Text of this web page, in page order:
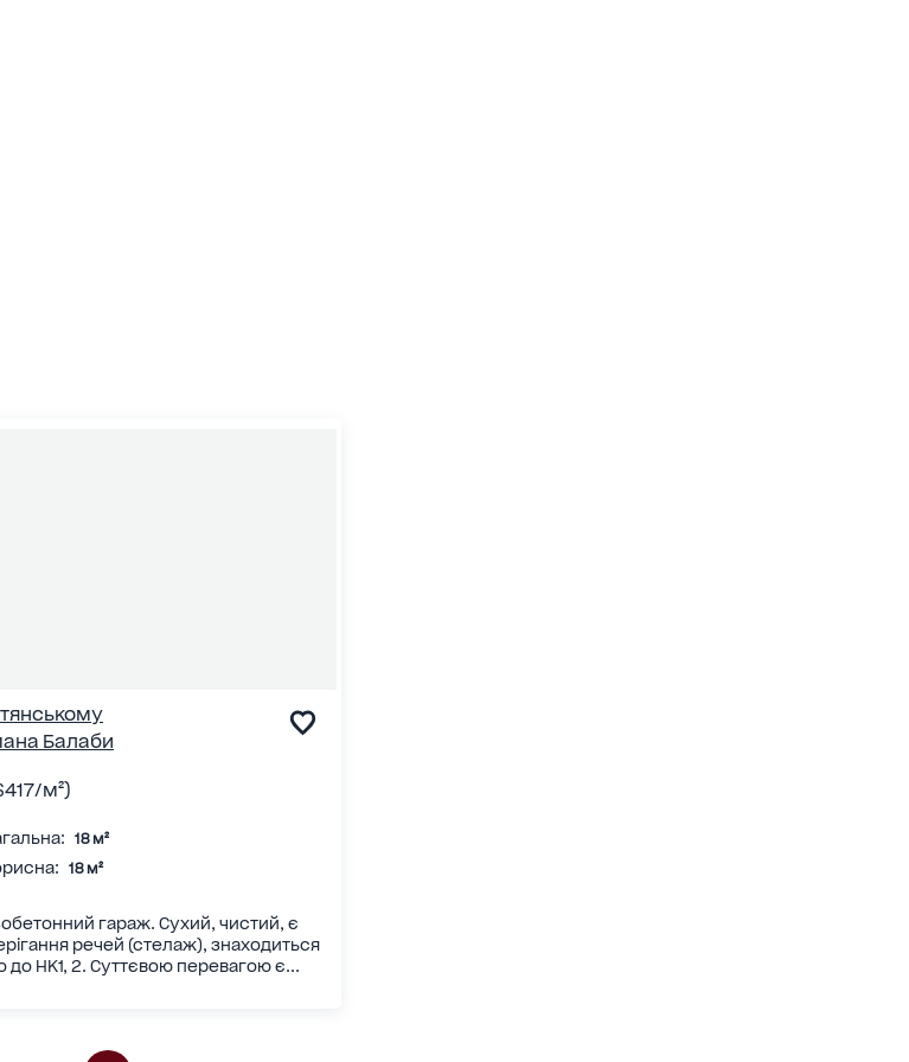
Балаби
м²)
18 м²
18 м²
гараж. Сухий, чистий, є
речей (стелаж), знаходиться
до НК1, 2. Суттєвою перевагою є...